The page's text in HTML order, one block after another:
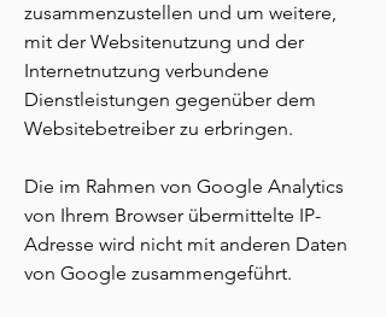
zusammenzustellen und um weitere,
mit der Websitenutzung und der
Internetnutzung verbundene
Dienstleistungen gegenüber dem
Websitebetreiber zu erbringen.
Die im Rahmen von Google Analytics
von Ihrem Browser übermittelte IP-
Adresse wird nicht mit anderen Daten
von Google zusammengeführt.